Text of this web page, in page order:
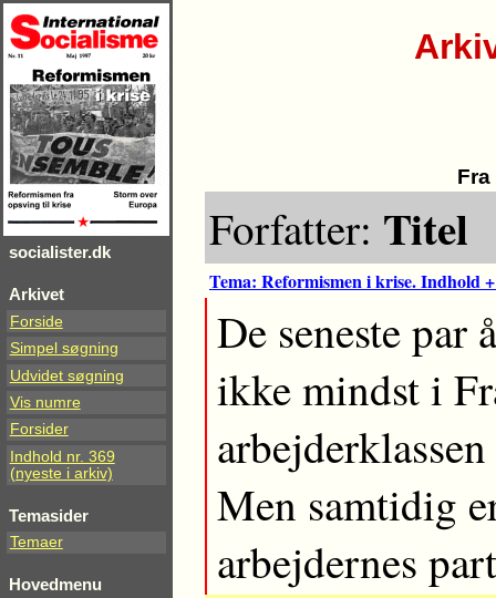
socialister.dk
Arkivet
Forside
Simpel søgning
Udvidet søgning
Vis numre
Forsider
Indhold nr. 369
(nyeste i arkiv)
Temasider
Temaer
Hovedmenu
Fra
Forfatter: Titel
Tema: Reformismen i krise. Indhold
De seneste par
ikke mindst i
Men samtidig
arbejdernes